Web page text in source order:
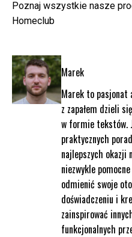
Poznaj wszystkie nasze
Homeclub
Marek
Marek to pasjonat
z zapałem dzieli
w formie tekstów.
praktycznych
najlepszych okazji
niezwykle
odmienić swoje
doświadczeniu i
zainspirować
funkcjonalnych